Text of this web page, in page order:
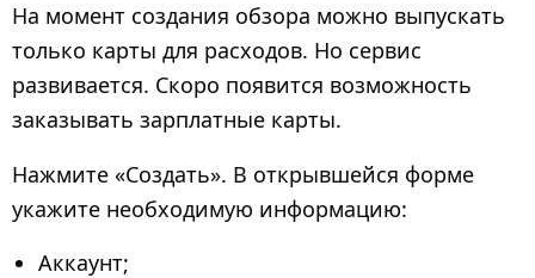
На момент создания обзора можно выпускать
только карты для расходов. Но сервис
развивается. Скоро появится возможность
заказывать зарплатные карты.
Нажмите «Создать». В открывшейся форме
укажите необходимую информацию:
Аккаунт;